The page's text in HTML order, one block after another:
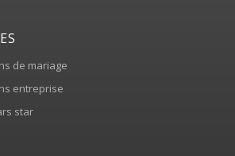
de mariage
entreprise
star